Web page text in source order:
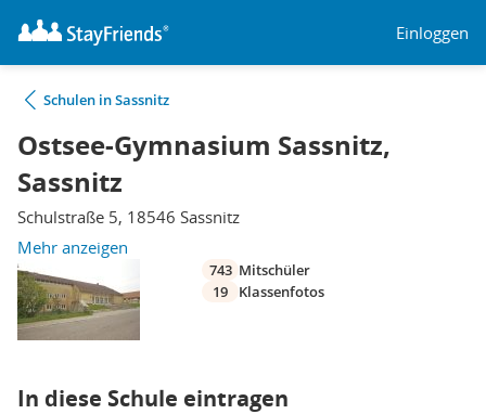
Einloggen
Schulen in Sassnitz
Ostsee-Gymnasium Sassnitz,
Sassnitz
Schulstraße 5, 18546 Sassnitz
Mehr anzeigen
743 Mitschüler
19
Klassenfotos
In diese Schule eintragen